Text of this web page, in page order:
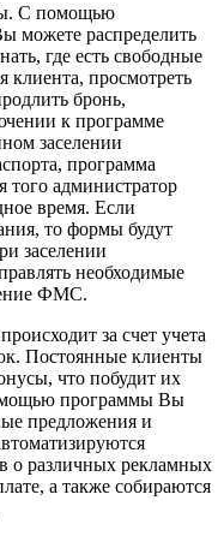
С помощью
можете распределить
где есть свободные
клиента, просмотреть
бронь,
к программе
заселении
программа
того администратор
время. Если
то формы будут
заселении
необходимые
ФМС.
за счет учета
Постоянные клиенты
что побудит их
программы Вы
предложения и
о различных рекламных
а также собираются